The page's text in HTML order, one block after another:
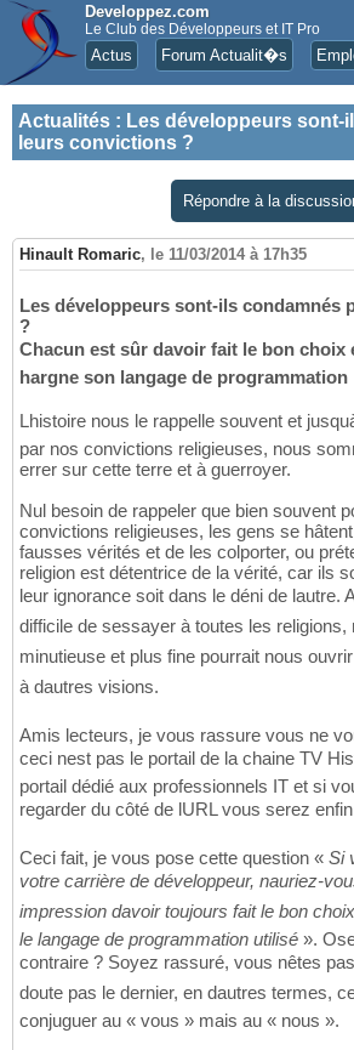
Developpez.com
Le Club des Développeurs et IT Pro
Actus Forum Actualit�s
Actualités : Les développeurs sont-
leurs convictions ?
Répondre à la
Hinault Romaric, le 11/03/2014 à 17h35
Les développeurs sont-ils condamnés
?
Chacun est sûr davoir fait le bon choix
hargne son langage de programmation
Lhistoire nous le rappelle souvent et
par nos convictions religieuses, nous
errer sur cette terre et à guerroyer.
Nul besoin de rappeler que bien souvent
convictions religieuses, les gens se
fausses vérités et de les colporter, ou
religion est détentrice de la vérité, car ils
leur ignorance soit dans le déni de lautre.
difficile de sessayer à toutes les
minutieuse et plus fine pourrait nous
à dautres visions.
Amis lecteurs, je vous rassure vous ne
ceci nest pas le portail de la chaine TV
portail dédié aux professionnels IT et si
regarder du côté de lURL vous serez
Ceci fait, je vous pose cette question « Si
votre carrière de développeur, nauriez-
impression davoir toujours fait le bon
le langage de programmation utilisé ».
contraire ? Soyez rassuré, vous nêtes
doute pas le dernier, en dautres termes,
conjuguer au « vous » mais au « nous ».